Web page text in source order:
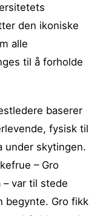
den ikoniske
alle
til å forholde
baserer
fysisk til
under skytingen.
– Gro
– var til stede
begynte. Gro fikk